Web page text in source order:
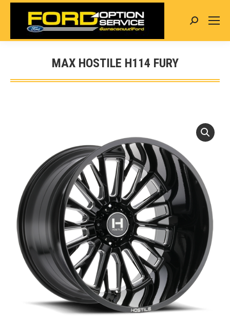
Search:
MAX HOSTILE H114 FURY
You are here: